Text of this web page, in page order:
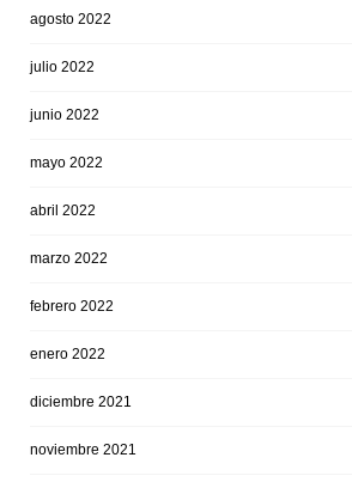
agosto 2022
julio 2022
junio 2022
mayo 2022
abril 2022
marzo 2022
febrero 2022
enero 2022
diciembre 2021
noviembre 2021